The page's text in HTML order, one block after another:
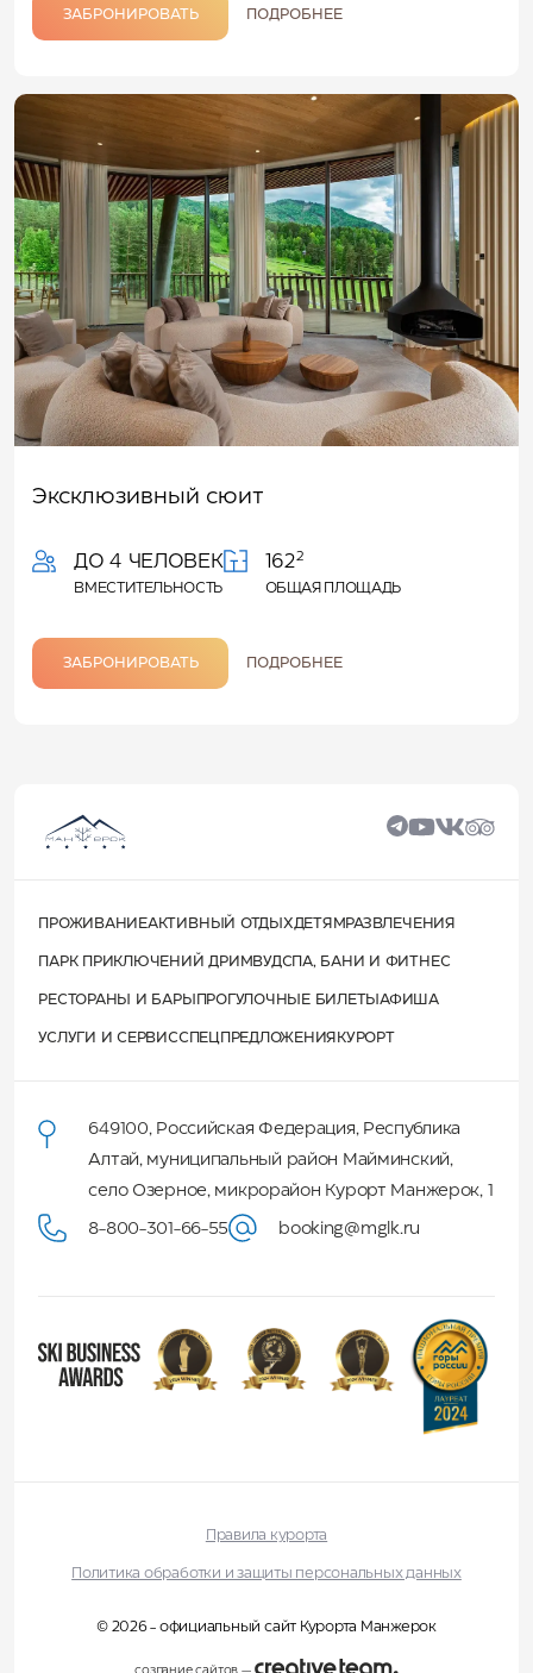
ЗАБРОНИРОВАТЬ ПОДРОБНЕЕ
Эксклюзивный сюит
ДО 4 ЧЕЛОВЕК
ВМЕСТИТЕЛЬНОСТЬ
162 2
ОБЩАЯ ПЛОЩАДЬ
ЗАБРОНИРОВАТЬ ПОДРОБНЕЕ
ПРОЖИВАНИЕАКТИВНЫЙ ОТДЫХДЕТЯМ РАЗВЛЕЧЕНИЯ
ПАРК ПРИКЛЮЧЕНИЙ ДРИМВУД СПА, БАНИ И ФИТНЕС
РЕСТОРАНЫ И БАРЫ ПРОГУЛОЧНЫЕ БИЛЕТЫАФИША
УСЛУГИ И СЕРВИССПЕЦПРЕДЛОЖЕНИЯ КУРОРТ
649100, Российская Федерация, Республика
Алтай, муниципальный район Майминский,
село Озерное, микрорайон Курорт Манжерок, 1
8-800-301-66-55 booking@mglk.ru
Правила курорта
Политика обработки и защиты персональных данных
© 2026 - официальный сайт Курорта Манжерок